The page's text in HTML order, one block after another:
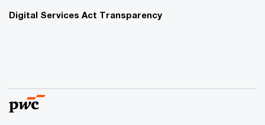
Digital Services Act Transparency